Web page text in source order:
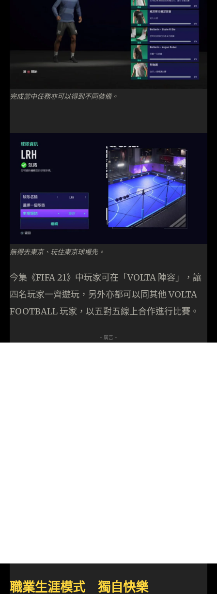
完成當中任務亦可以得到不同裝備。
無得去東京、玩住東京球場先。
今集《FIFA 21》中玩家可在「VOLTA 陣容」，讓
四名玩家一齊遊玩，另外亦都可以同其他 VOLTA
FOOTBALL 玩家，以五對五線上合作進行比賽。
- 廣告 -
職業生涯模式 獨自快樂